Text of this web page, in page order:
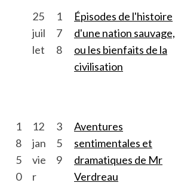
25
juil
let
1
7
8
Épisodes de l'histoire
d'une nation sauvage,
ou les bienfaits de la
civilisation
1
8
5
0
12
jan
vie
r
3
5
9
Aventures
sentimentales et
dramatiques de Mr
Verdreau